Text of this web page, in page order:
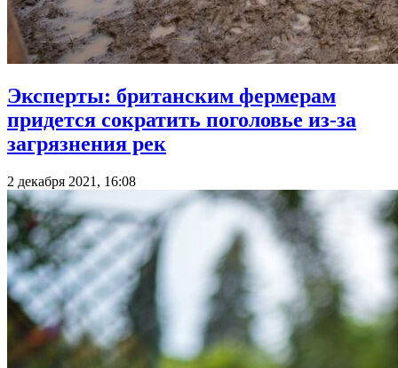
Эксперты: британским фермерам
придется сократить поголовье из-за
загрязнения рек
2 декабря 2021, 16:08